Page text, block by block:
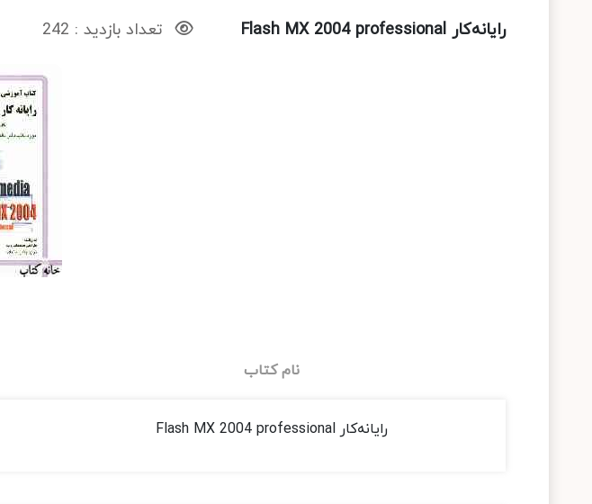
رایانه‌کار Flash MX 2004 professional
تعداد بازدید : 242
نام کتاب
رایانه‌کار Flash MX 2004 professional